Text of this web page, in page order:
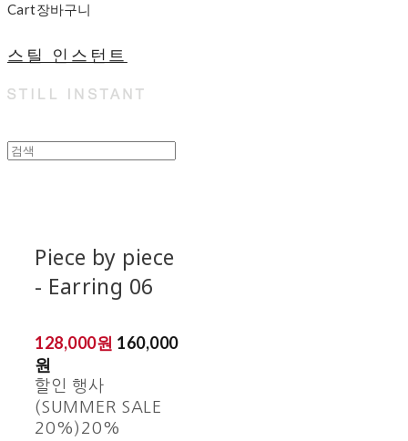
Cart장바구니
스틸 인스턴트
Piece by piece
- Earring 06
128,000원 160,000
원
할인 행사
(SUMMER SALE
20%) 20%